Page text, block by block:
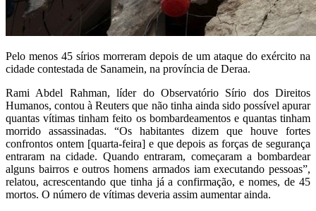
Pelo menos 45 sírios morreram depois de um ataque do exército na
cidade contestada de Sanamein, na província de Deraa.
Rami Abdel Rahman, líder do Observatório Sírio dos Direitos
Humanos, contou à Reuters que não tinha ainda sido possível apurar
quantas vítimas tinham feito os bombardeamentos e quantas tinham
morrido assassinadas. “Os habitantes dizem que houve fortes
confrontos ontem [quarta-feira] e que depois as forças de segurança
entraram na cidade. Quando entraram, começaram a bombardear
alguns bairros e outros homens armados iam executando pessoas”,
relatou, acrescentando que tinha já a confirmação, e nomes, de 45
mortos. O número de vítimas deveria assim aumentar ainda.